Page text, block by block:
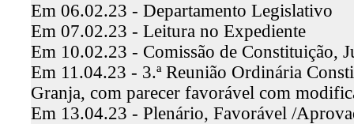
Em 06.02.23 - Departamento Legislativo
Em 07.02.23 - Leitura no Expediente
Em 10.02.23 - Comissão de Constituição,
Em 11.04.23 - 3.ª Reunião Ordinária
Granja, com parecer favorável com
Em 13.04.23 - Plenário, Favorável /